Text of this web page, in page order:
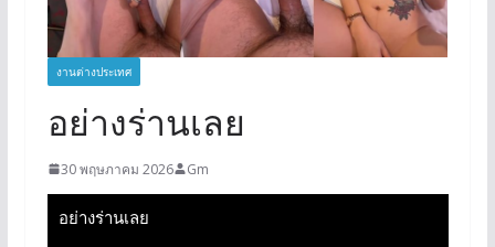
งานต่างประเทศ
อย่างร่านเลย
30 พฤษภาคม 2026 Gm